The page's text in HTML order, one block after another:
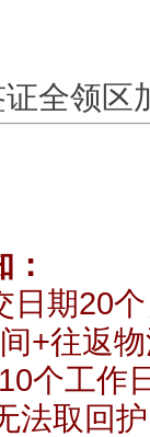
全领区
日期20
+往返
个工作
法取回